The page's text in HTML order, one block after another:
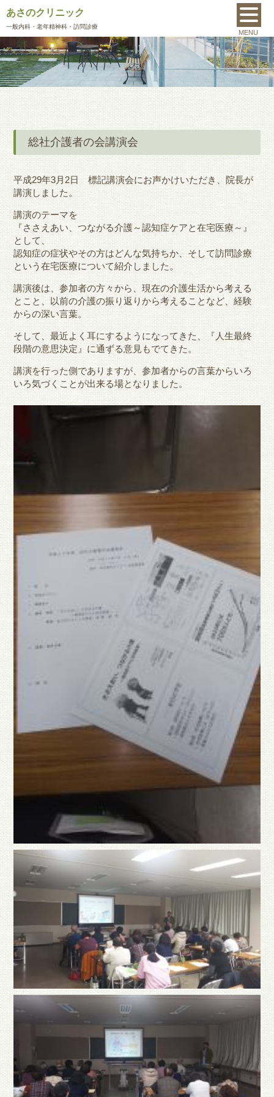
あさのクリニック
一般内科 ・老年精神科・訪問診療
MENU
総社介護者の会講演会
平成29年3月2日 標記講演会にお声かけいただき、院長が
講演しました。
講演のテーマを
『ささえあい、つながる介護～認知症ケアと在宅医療～』
として、
認知症の症状やその方はどんな気持ちか、そして訪問診療
という在宅医療について紹介しました。
講演後は、参加者の方々から、現在の介護生活から考える
とこと、以前の介護の振り返りから考えることなど、経験
からの深い言葉。
そして、最近よく耳にするようになってきた、『人生最終
段階の意思決定』に通ずる意見もでてきた。
講演を行った側でありますが、参加者からの言葉からいろ
いろ気づくことが出来る場となりました。
MENU